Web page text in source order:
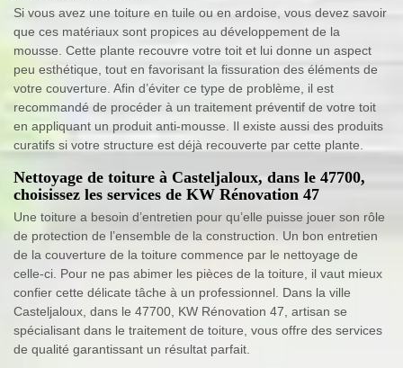
Si vous avez une toiture en tuile ou en ardoise, vous devez savoir
que ces matériaux sont propices au développement de la
mousse. Cette plante recouvre votre toit et lui donne un aspect
peu esthétique, tout en favorisant la fissuration des éléments de
votre couverture. Afin d’éviter ce type de problème, il est
recommandé de procéder à un traitement préventif de votre toit
en appliquant un produit anti-mousse. Il existe aussi des produits
curatifs si votre structure est déjà recouverte par cette plante.
Nettoyage de toiture à Casteljaloux, dans le 47700,
choisissez les services de KW Rénovation 47
Une toiture a besoin d’entretien pour qu’elle puisse jouer son rôle
de protection de l’ensemble de la construction. Un bon entretien
de la couverture de la toiture commence par le nettoyage de
celle-ci. Pour ne pas abimer les pièces de la toiture, il vaut mieux
confier cette délicate tâche à un professionnel. Dans la ville
Casteljaloux, dans le 47700, KW Rénovation 47, artisan se
spécialisant dans le traitement de toiture, vous offre des services
de qualité garantissant un résultat parfait.